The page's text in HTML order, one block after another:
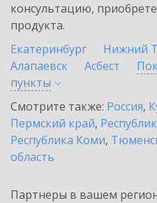
консультацию,
продукта.
Екатеринбург
Нижний
Алапаевск
Асбест
пункты
Смотрите также: Россия,
Пермский край,
Республика Коми,
область
Партнеры в вашем